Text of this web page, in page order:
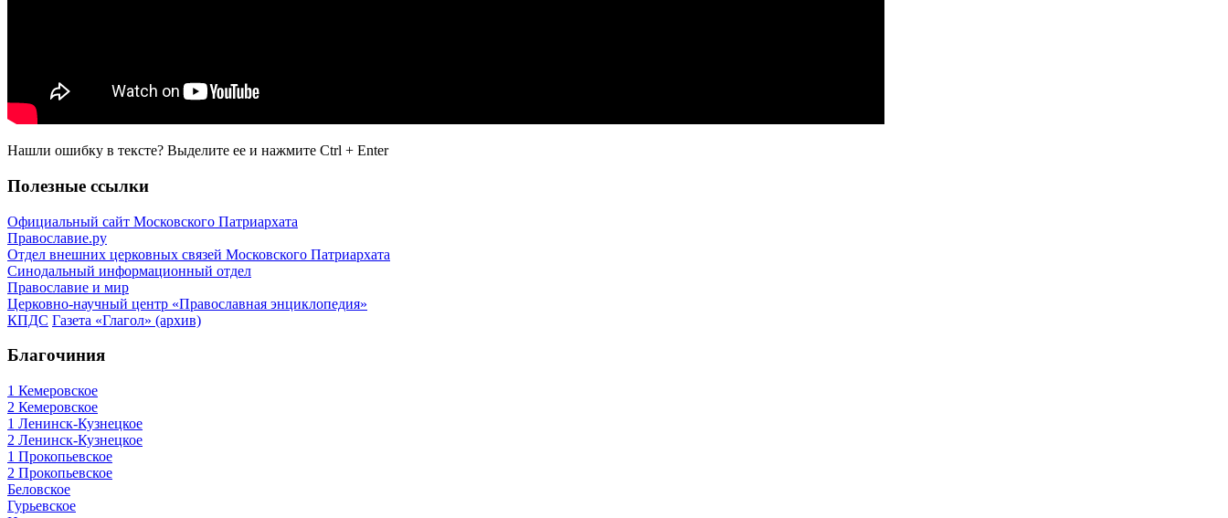
Нашли ошибку в тексте? Выделите ее и нажмите Ctrl + Enter
Полезные ссылки
Официальный сайт Московского Патриархата
Православие.ру
Отдел внешних церковных связей Московского Патриархата
Синодальный информационный отдел
Православие и мир
Церковно-научный центр «Православная энциклопедия»
КПДС Газета «Глагол» (архив)
Благочиния
1 Кемеровское
2 Кемеровское
1 Ленинск-Кузнецкое
2 Ленинск-Кузнецкое
1 Прокопьевское
2 Прокопьевское
Беловское
Гурьевское